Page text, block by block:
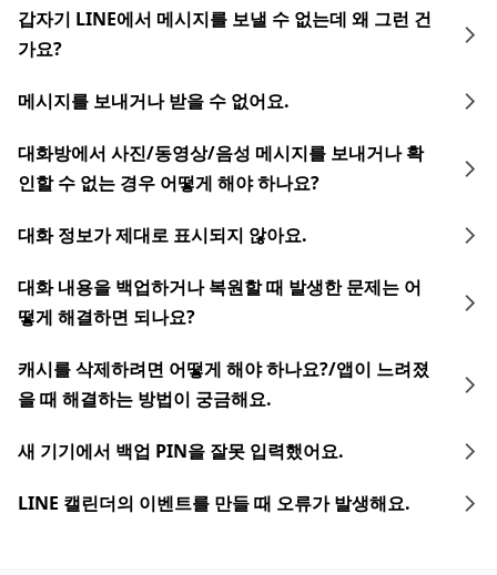
갑자기 LINE에서 메시지를 보낼 수 없는데 왜 그런 건
가요?
메시지를 보내거나 받을 수 없어요.
대화방에서 사진/동영상/음성 메시지를 보내거나 확
인할 수 없는 경우 어떻게 해야 하나요?
대화 정보가 제대로 표시되지 않아요.
대화 내용을 백업하거나 복원할 때 발생한 문제는 어
떻게 해결하면 되나요?
캐시를 삭제하려면 어떻게 해야 하나요?/앱이 느려졌
을 때 해결하는 방법이 궁금해요.
새 기기에서 백업 PIN을 잘못 입력했어요.
LINE 캘린더의 이벤트를 만들 때 오류가 발생해요.